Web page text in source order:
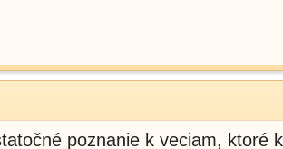
poznanie k veciam, ktoré